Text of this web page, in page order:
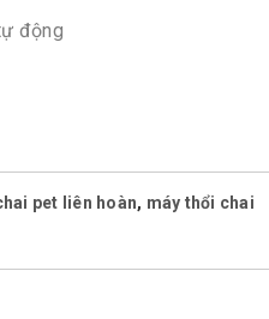
động
pet liên hoàn, máy thổi chai